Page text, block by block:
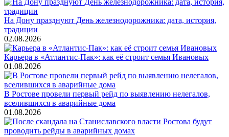
На Дону празднуют День железнодорожника: дата, история,
традиции
02.08.2026
Карьера в «Атлантис-Пак»: как её строит семья Ивановых
01.08.2026
В Ростове провели первый рейд по выявлению нелегалов,
вселившихся в аварийные дома
01.08.2026